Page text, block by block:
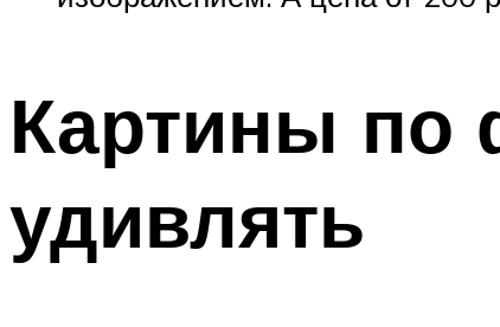
Картины по
удивлять